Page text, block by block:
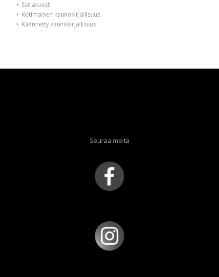
Sarjakuvat
Kotimainen kaunokirjallisuus
Käännetty kaunokirjallisuus
Seuraa meitä